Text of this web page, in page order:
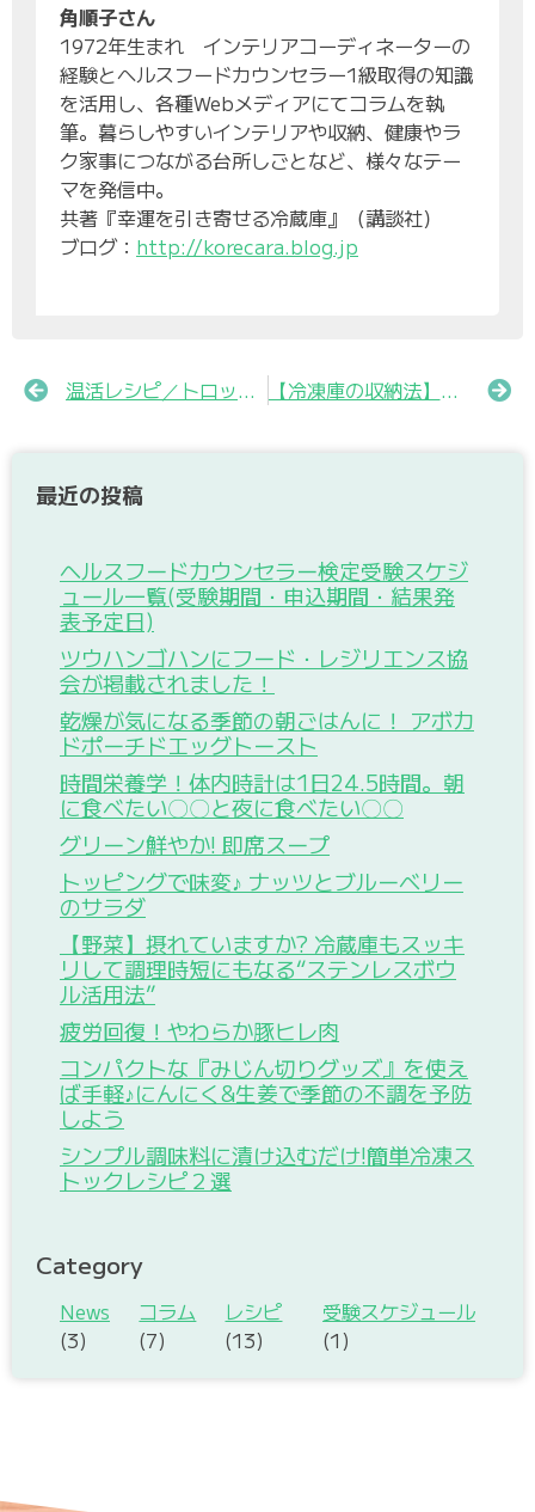
角順子さん
1972年生まれ インテリアコーディネーターの
経験とヘルスフードカウンセラー1級取得の知識
を活用し、各種Webメディアにてコラムを執
筆。暮らしやすいインテリアや収納、健康やラ
ク家事につながる台所しごとなど、様々なテー
マを発信中。
共著『幸運を引き寄せる冷蔵庫』（講談社）
ブログ： http://korecara.blog.jp
温活レシピ／トロッとかきたまうどん 【冷凍庫の収納法】これなら大掃除も不要?! “100均アイテム”活用でポロポロごみを予防
最近の投稿
ヘルスフードカウンセラー検定受験スケジ
ュール一覧(受験期間・申込期間・結果発
表予定日)
ツウハンゴハンにフード・レジリエンス協
会が掲載されました！
乾燥が気になる季節の朝ごはんに！ アボカ
ドポーチドエッグトースト
時間栄養学！体内時計は1日24.5時間。朝
に食べたい〇〇と夜に食べたい〇〇
グリーン鮮やか! 即席スープ
トッピングで味変♪ ナッツとブルーベリー
のサラダ
【野菜】摂れていますか? 冷蔵庫もスッキ
リして調理時短にもなる“ステンレスボウ
ル活用法”
疲労回復！やわらか豚ヒレ肉
コンパクトな『みじん切りグッズ』を使え
ば手軽♪にんにく&生姜で季節の不調を予防
しよう
シンプル調味料に漬け込むだけ!簡単冷凍ス
トックレシピ２選
Category
News
(3)
コラム
(7)
レシピ
(13)
受験スケジュール
(1)